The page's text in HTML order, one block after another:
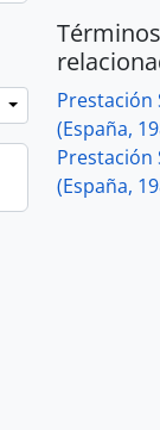
Prestación
(España,
Prestación
(España,